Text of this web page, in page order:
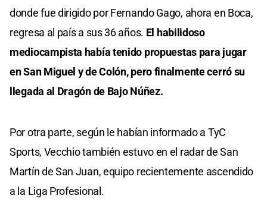
donde fue dirigido por Fernando Gago, ahora en Boca,
regresa al país a sus 36 años. El habilidoso
mediocampista había tenido propuestas para jugar
en San Miguel y de Colón, pero finalmente cerró su
llegada al Dragón de Bajo Núñez.
Por otra parte, según le habían informado a TyC
Sports, Vecchio también estuvo en el radar de San
Martín de San Juan, equipo recientemente ascendido
a la Liga Profesional.